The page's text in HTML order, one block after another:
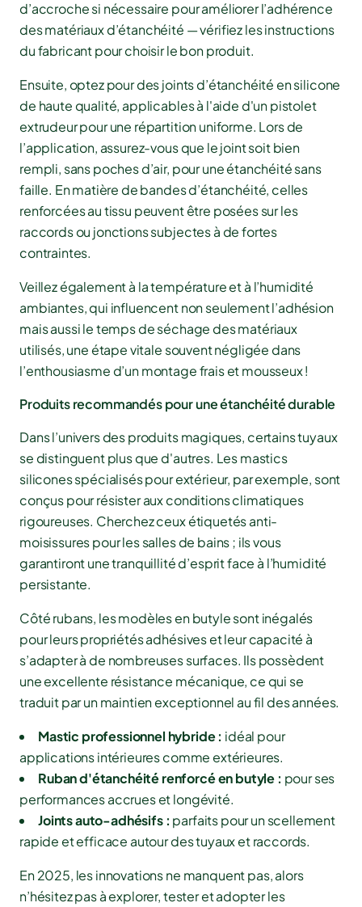
d’accroche si nécessaire pour améliorer l’adhérence
des matériaux d’étanchéité — vérifiez les instructions
du fabricant pour choisir le bon produit.
Ensuite, optez pour des joints d’étanchéité en silicone
de haute qualité, applicables à l'aide d'un pistolet
extrudeur pour une répartition uniforme. Lors de
l’application, assurez-vous que le joint soit bien
rempli, sans poches d’air, pour une étanchéité sans
faille. En matière de bandes d’étanchéité, celles
renforcées au tissu peuvent être posées sur les
raccords ou jonctions subjectes à de fortes
contraintes.
Veillez également à la température et à l’humidité
ambiantes, qui influencent non seulement l’adhésion
mais aussi le temps de séchage des matériaux
utilisés, une étape vitale souvent négligée dans
l’enthousiasme d’un montage frais et mousseux !
Produits recommandés pour une étanchéité durable
Dans l’univers des produits magiques, certains tuyaux
se distinguent plus que d'autres. Les mastics
silicones spécialisés pour extérieur, par exemple, sont
conçus pour résister aux conditions climatiques
rigoureuses. Cherchez ceux étiquetés anti-
moisissures pour les salles de bains ; ils vous
garantiront une tranquillité d’esprit face à l’humidité
persistante.
Côté rubans, les modèles en butyle sont inégalés
pour leurs propriétés adhésives et leur capacité à
s’adapter à de nombreuses surfaces. Ils possèdent
une excellente résistance mécanique, ce qui se
traduit par un maintien exceptionnel au fil des années.
Mastic professionnel hybride : idéal pour
applications intérieures comme extérieures.
Ruban d'étanchéité renforcé en butyle : pour ses
performances accrues et longévité.
Joints auto-adhésifs : parfaits pour un scellement
rapide et efficace autour des tuyaux et raccords.
En 2025, les innovations ne manquent pas, alors
n’hésitez pas à explorer, tester et adopter les